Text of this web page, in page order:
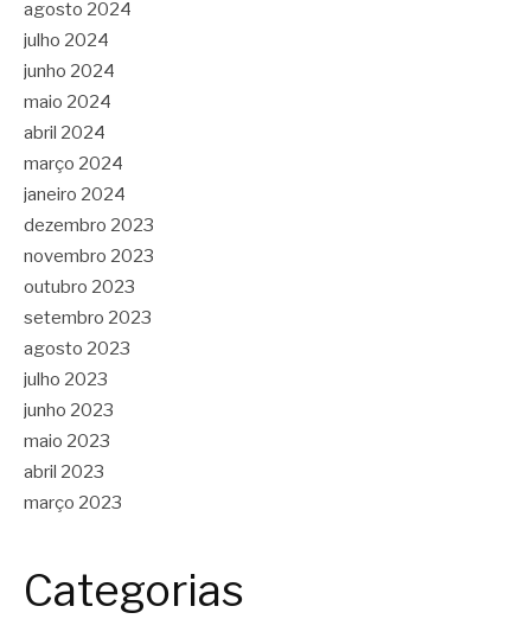
agosto 2024
julho 2024
junho 2024
maio 2024
abril 2024
março 2024
janeiro 2024
dezembro 2023
novembro 2023
outubro 2023
setembro 2023
agosto 2023
julho 2023
junho 2023
maio 2023
abril 2023
março 2023
Categorias